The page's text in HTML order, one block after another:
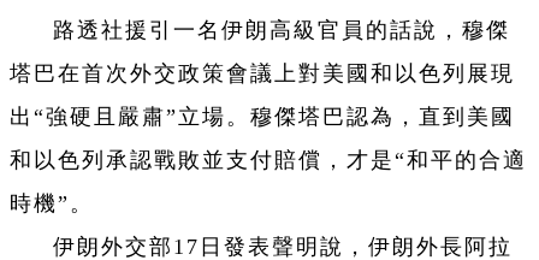
路透社援引一名伊朗高級官員的話說，穆傑
塔巴在首次外交政策會議上對美國和以色列展現
出“強硬且嚴肅”立場。穆傑塔巴認為，直到美國
和以色列承認戰敗並支付賠償，才是“和平的合適
時機”。
伊朗外交部17日發表聲明說，伊朗外長阿拉